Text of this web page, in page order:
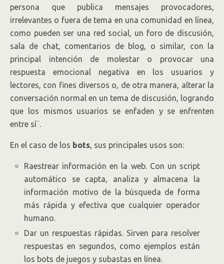
persona que publica mensajes provocadores,
irrelevantes o fuera de tema en una comunidad en línea,
como pueden ser una red social, un foro de discusión,
sala de chat, comentarios de blog, o similar, con la
principal intención de molestar o provocar una
respuesta emocional negativa en los usuarios y
lectores, con fines diversos o, de otra manera, alterar la
conversación normal en un tema de discusión, logrando
que los mismos usuarios se enfaden y se enfrenten
entre sí¨.
En el caso de los bots, sus principales usos son:
Raestrear información en la web. Con un script
automático se capta, analiza y almacena la
información motivo de la búsqueda de forma
más rápida y efectiva que cualquier operador
humano.
Dar un respuestas rápidas. Sirven para resolver
respuestas en segundos, como ejemplos están
los bots de juegos y subastas en línea.